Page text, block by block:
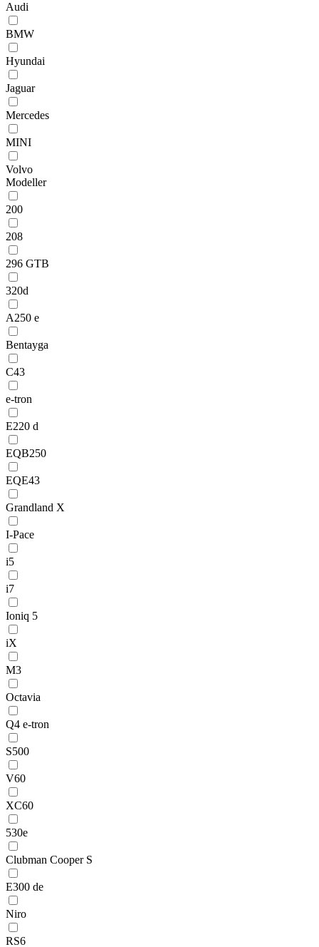
Audi
BMW
Hyundai
Jaguar
Mercedes
MINI
Volvo
Modeller
200
208
296 GTB
320d
A250 e
Bentayga
C43
e-tron
E220 d
EQB250
EQE43
Grandland X
I-Pace
i5
i7
Ioniq 5
iX
M3
Octavia
Q4 e-tron
S500
V60
XC60
530e
Clubman Cooper S
E300 de
Niro
RS6